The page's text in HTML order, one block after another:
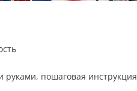
руками, пошаговая инструкция